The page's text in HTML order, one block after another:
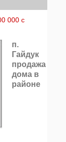
000 с
п.
Гайдук
продажа
дома в
районе